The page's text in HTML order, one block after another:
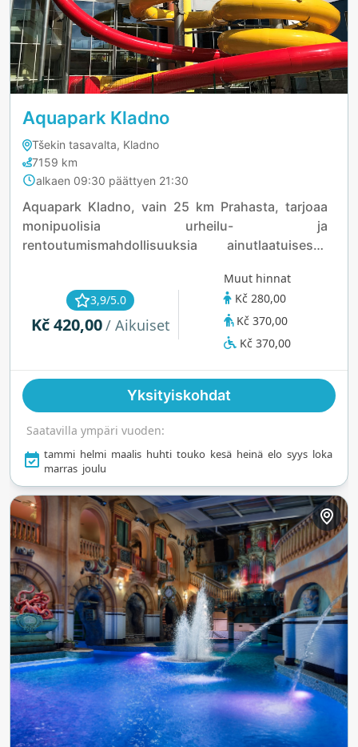
Aquapark Kladno
Tšekin tasavalta, Kladno
7159 km
alkaen 09:30 päättyen 21:30
Aquapark Kladno, vain 25 km Prahasta, tarjoaa
monipuolisia urheilu- ja
rentoutumismahdollisuuksia ainutlaatuisessa
yleisurheilustadion, trampoliinipuisto, kesäuima-
allas, urheiluhalli ja ulkoleikkipaikkoja, kaikki
lähellä Lapákin metsää. Vesiliukumäet, jotka on
päivitetty valaistustehostein ja "Turbo Rocket" -
3,9/5.0
Kč 420,00/ Aikuiset
Muut hinnat
Kč 280,00
Kč 370,00
Kč 370,00
Yksityiskohdat
Saatavilla ympäri vuoden:
tammi helmi maalis huhti touko kesä heinä elo syys loka
marras joulu